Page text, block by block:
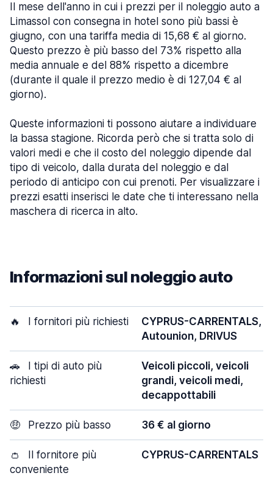
Il mese dell'anno in cui i prezzi per il noleggio auto a
Limassol con consegna in hotel sono più bassi è
giugno, con una tariffa media di 15,68 € al giorno.
Questo prezzo è più basso del 73% rispetto alla
media annuale e del 88% rispetto a dicembre
(durante il quale il prezzo medio è di 127,04 € al
giorno).
Queste informazioni ti possono aiutare a individuare
la bassa stagione. Ricorda però che si tratta solo di
valori medi e che il costo del noleggio dipende dal
tipo di veicolo, dalla durata del noleggio e dal
periodo di anticipo con cui prenoti. Per visualizzare i
prezzi esatti inserisci le date che ti interessano nella
maschera di ricerca in alto.
Informazioni sul noleggio auto
🔥 I fornitori più richiesti
CYPRUS-CARRENTALS,
Autounion, DRIVUS
🚗
I tipi di auto più
richiesti
Veicoli piccoli, veicoli
grandi, veicoli medi,
decappottabili
🤑 Prezzo più basso 36 € al giorno
👛
Il fornitore più
conveniente
CYPRUS-CARRENTALS